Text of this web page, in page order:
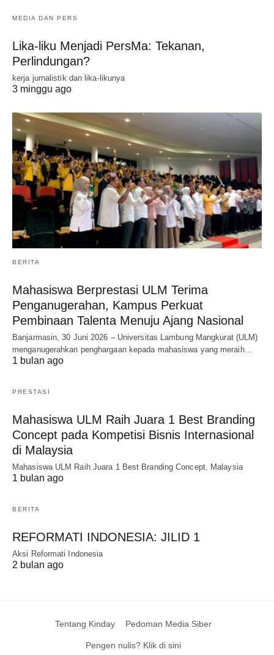
MEDIA DAN PERS
Lika-liku Menjadi PersMa: Tekanan,
Perlindungan?
kerja jurnalistik dan lika-likunya
3 minggu ago
BERITA
Mahasiswa Berprestasi ULM Terima
Penganugerahan, Kampus Perkuat
Pembinaan Talenta Menuju Ajang Nasional
Banjarmasin, 30 Juni 2026 – Universitas Lambung Mangkurat (ULM)
menganugerahkan penghargaan kepada mahasiswa yang meraih…
1 bulan ago
PRESTASI
Mahasiswa ULM Raih Juara 1 Best Branding
Concept pada Kompetisi Bisnis Internasional
di Malaysia
Mahasiswa ULM Raih Juara 1 Best Branding Concept, Malaysia
1 bulan ago
BERITA
REFORMATI INDONESIA: JILID 1
Aksi Reformati Indonesia
2 bulan ago
Tentang Kinday Pedoman Media Siber
Pengen nulis? Klik di sini